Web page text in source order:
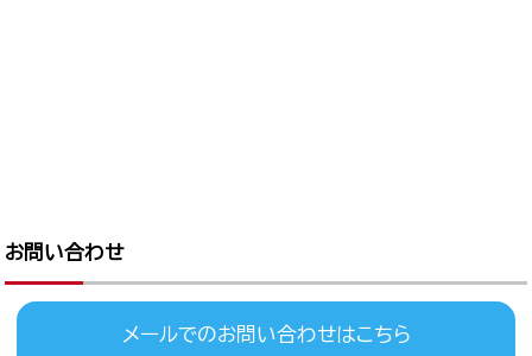
お問い合わせ
メールでのお問い合わせはこちら